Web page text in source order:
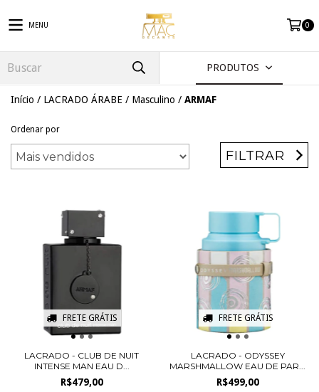
MENU 0
PRODUTOS
Início / LACRADO ÁRABE / Masculino / ARMAF
Ordenar por
FILTRAR
FRETE GRÁTIS
LACRADO - CLUB DE NUIT
INTENSE MAN EAU D...
R$479,00
FRETE GRÁTIS
LACRADO - ODYSSEY
MARSHMALLOW EAU DE PAR...
R$499,00